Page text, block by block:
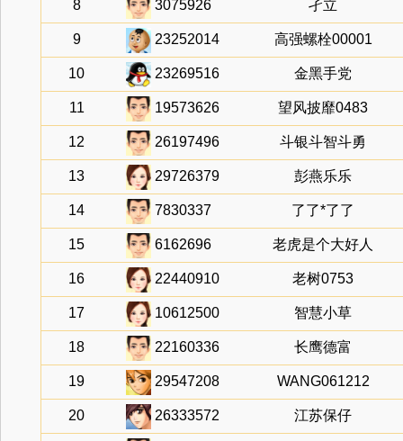
8 3075926 孑立
9 23252014 高强螺栓00001
10 23269516 金黑手党
11 19573626 望风披靡0483
12 26197496 斗银斗智斗勇
13 29726379 彭燕乐乐
14 7830337 了了*了了
15 6162696 老虎是个大好人
16 22440910 老树0753
17 10612500 智慧小草
18 22160336 长鹰德富
19 29547208 WANG061212
20 26333572 江苏保仔